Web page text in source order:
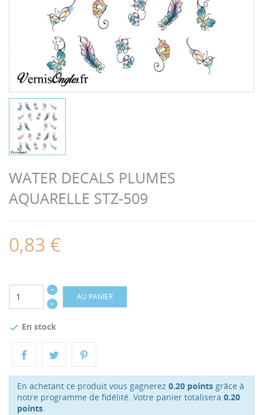
WATER DECALS PLUMES
AQUARELLE STZ-509
0,83 €
AU PANIER
 En stock
En achetant ce produit vous gagnerez 0.20 pointsgrâce à
notre programme de fidélité. Votre panier totalisera 0.20
points.